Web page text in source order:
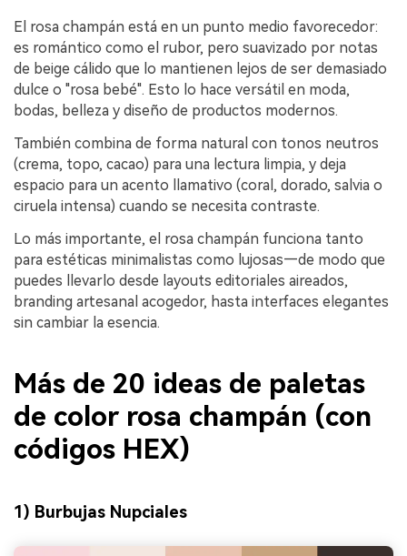
El rosa champán está en un punto medio favorecedor:
es romántico como el rubor, pero suavizado por notas
de beige cálido que lo mantienen lejos de ser demasiado
dulce o "rosa bebé". Esto lo hace versátil en moda,
bodas, belleza y diseño de productos modernos.
También combina de forma natural con tonos neutros
(crema, topo, cacao) para una lectura limpia, y deja
espacio para un acento llamativo (coral, dorado, salvia o
ciruela intensa) cuando se necesita contraste.
Lo más importante, el rosa champán funciona tanto
para estéticas minimalistas como lujosas—de modo que
puedes llevarlo desde layouts editoriales aireados,
branding artesanal acogedor, hasta interfaces elegantes
sin cambiar la esencia.
Más de 20 ideas de paletas
de color rosa champán (con
códigos HEX)
1) Burbujas Nupciales